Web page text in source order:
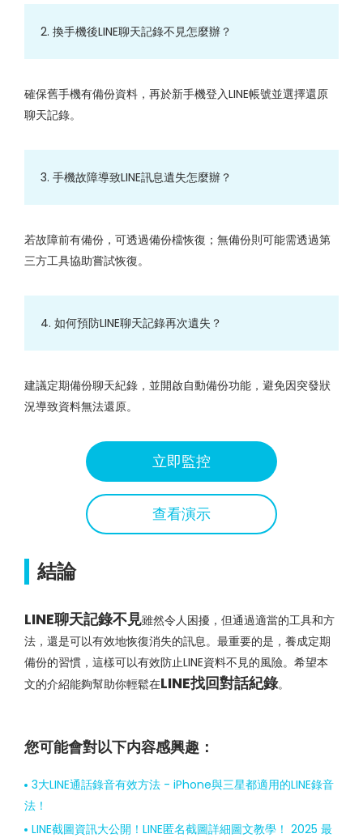
2. 換手機後LINE聊天記錄不見怎麼辦？
確保舊手機有備份資料，再於新手機登入LINE帳號並選擇還原
聊天記錄。
3. 手機故障導致LINE訊息遺失怎麼辦？
若故障前有備份，可透過備份檔恢復；無備份則可能需透過第
三方工具協助嘗試恢復。
4. 如何預防LINE聊天記錄再次遺失？
建議定期備份聊天紀錄，並開啟自動備份功能，避免因突發狀
況導致資料無法還原。
立即監控
查看演示
結論
LINE聊天記錄不見雖然令人困擾，但通過適當的工具和方
法，還是可以有效地恢復消失的訊息。最重要的是，養成定期
備份的習慣，這樣可以有效防止LINE資料不見的風險。希望本
文的介紹能夠幫助你輕鬆在LINE找回對話紀錄。
您可能會對以下内容感興趣：
3大LINE通話錄音有效方法 - iPhone與三星都適用的LINE錄音
法！
LINE截圖資訊大公開！LINE匿名截圖詳細圖文教學！ 2025 最